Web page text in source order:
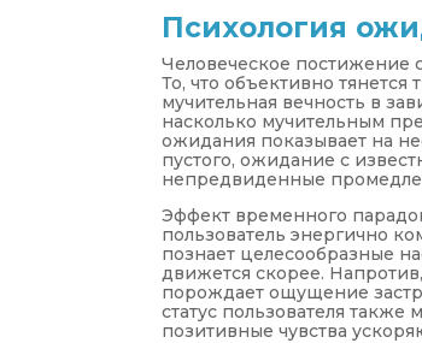
Психология
Человеческое постижение
То, что объективно
мучительная вечность в
насколько мучительным
ожидания показывает на
пустого, ожидание с
непредвиденные
Эффект временного
пользователь энергично
познает целесообразные
движется скорее.
порождает ощущение
статус пользователя
позитивные чувства